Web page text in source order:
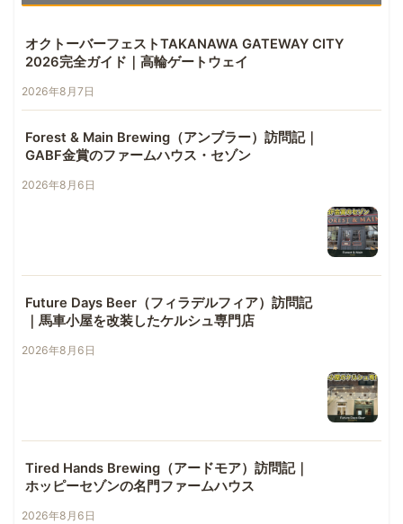
オクトーバーフェストTAKANAWA GATEWAY CITY
2026完全ガイド｜高輪ゲートウェイ
2026年8月7日
Forest & Main Brewing（アンブラー）訪問記｜
GABF金賞のファームハウス・セゾン
2026年8月6日
Future Days Beer（フィラデルフィア）訪問記
｜馬車小屋を改装したケルシュ専門店
2026年8月6日
Tired Hands Brewing（アードモア）訪問記｜
ホッピーセゾンの名門ファームハウス
2026年8月6日